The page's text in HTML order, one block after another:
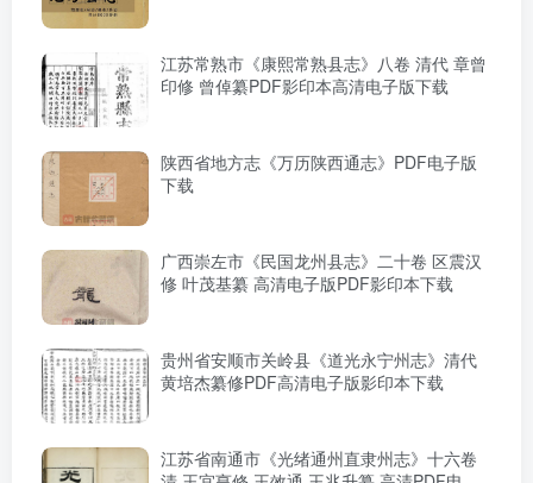
江苏常熟市《康熙常熟县志》八卷 清代 章曾
印修 曾倬纂PDF影印本高清电子版下载
陕西省地方志《万历陕西通志》PDF电子版
下载
广西崇左市《民国龙州县志》二十卷 区震汉
修 叶茂基纂 高清电子版PDF影印本下载
贵州省安顺市关岭县《道光永宁州志》清代
黄培杰纂修PDF高清电子版影印本下载
江苏省南通市《光绪通州直隶州志》十六卷